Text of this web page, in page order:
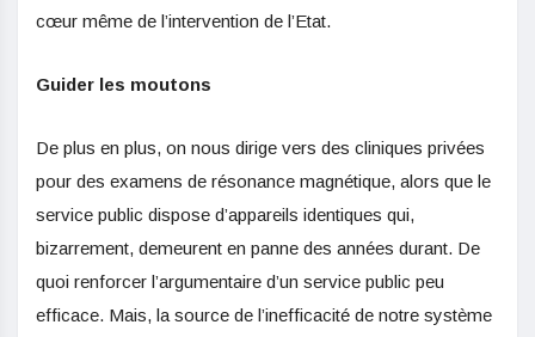
cœur même de l’intervention de l’Etat.
Guider les moutons
De plus en plus, on nous dirige vers des cliniques privées
pour des examens de résonance magnétique, alors que le
service public dispose d’appareils identiques qui,
bizarrement, demeurent en panne des années durant. De
quoi renforcer l’argumentaire d’un service public peu
efficace. Mais, la source de l’inefficacité de notre système